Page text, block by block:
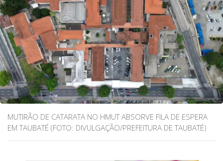
MUTIRÃO DE CATARATA NO HMUT ABSORVE FILA DE ESPERA
EM TAUBATÉ (FOTO: DIVULGAÇÃO/PREFEITURA DE TAUBATÉ)